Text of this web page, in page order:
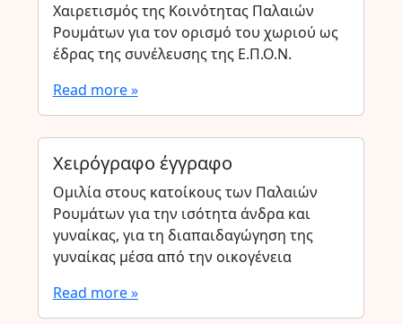
Χαιρετισμός της Κοινότητας Παλαιών
Ρουμάτων για τον ορισμό του χωριού ως
έδρας της συνέλευσης της Ε.Π.Ο.Ν.
Read more »
Χειρόγραφο έγγραφο
Ομιλία στους κατοίκους των Παλαιών
Ρουμάτων για την ισότητα άνδρα και
γυναίκας, για τη διαπαιδαγώγηση της
γυναίκας μέσα από την οικογένεια
Read more »